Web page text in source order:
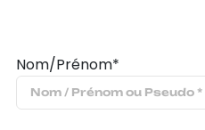
Nom/Prénom*